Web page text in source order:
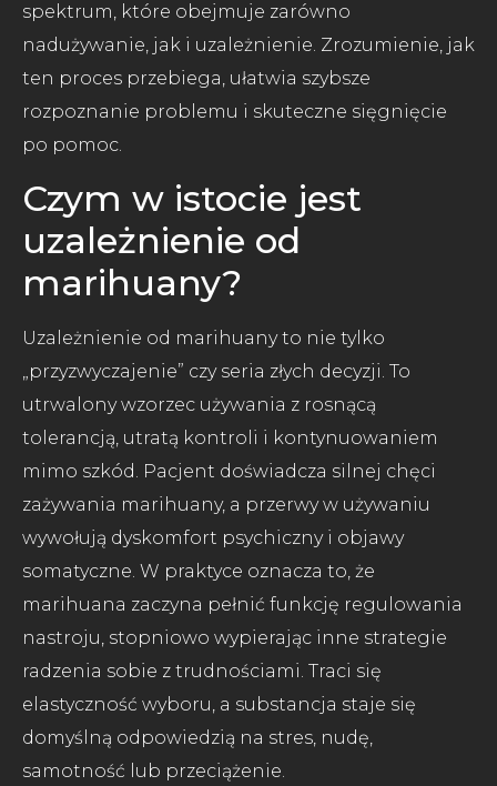
spektrum, które obejmuje zarówno
nadużywanie, jak i uzależnienie. Zrozumienie, jak
ten proces przebiega, ułatwia szybsze
rozpoznanie problemu i skuteczne sięgnięcie
po pomoc.
Czym w istocie jest
uzależnienie od
marihuany?
Uzależnienie od marihuany to nie tylko
„przyzwyczajenie” czy seria złych decyzji. To
utrwalony wzorzec używania z rosnącą
tolerancją, utratą kontroli i kontynuowaniem
mimo szkód. Pacjent doświadcza silnej chęci
zażywania marihuany, a przerwy w używaniu
wywołują dyskomfort psychiczny i objawy
somatyczne. W praktyce oznacza to, że
marihuana zaczyna pełnić funkcję regulowania
nastroju, stopniowo wypierając inne strategie
radzenia sobie z trudnościami. Traci się
elastyczność wyboru, a substancja staje się
domyślną odpowiedzią na stres, nudę,
samotność lub przeciążenie.